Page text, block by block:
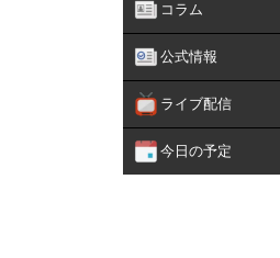
コラム
公式情報
ライブ配信
今日の予定